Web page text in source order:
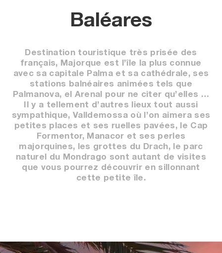
Baléares
Destination touristique très prisée des
français, Majorque est l’île la plus connue
avec sa capitale Palma et sa cathédrale, ses
stations balnéaires animées tels que
Palmanova, el Arenal pour ne citer qu’elles …
Il y a tellement d’autres lieux tout aussi
sympathique, Valldemossa où l’on aimera ses
petites places et ses ruelles pavées, le Cap
Formentor, Manacor et ses perles
majorquines, les grottes du Drach, le parc
naturel du Mondrago sont autant de visites
que vous pourrez découvrir en sillonnant
cette petite île.